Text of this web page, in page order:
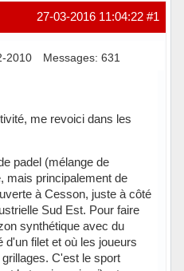
#1
27-03-2016 11:04:22
2010 Messages: 631
me revoici dans les
padel (mélange de
mais principalement de
à Cesson, juste à côté
Sud Est. Pour faire
synthétique avec du
filet et où les joueurs
C'est le sport